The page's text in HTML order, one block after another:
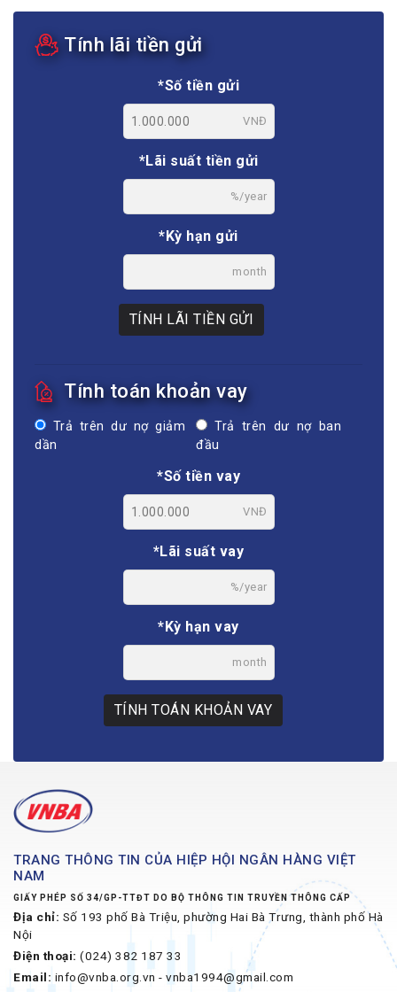
Tính lãi tiền gửi
*Số tiền gửi
VNĐ
*Lãi suất tiền gửi
%/year
*Kỳ hạn gửi
month
TÍNH LÃI TIỀN GỬI
Tính toán khoản vay
Trả trên dư nợ giảm
dần
Trả trên dư nợ ban
đầu
*Số tiền vay
VNĐ
*Lãi suất vay
%/year
*Kỳ hạn vay
month
TÍNH TOÁN KHOẢN VAY
TRANG THÔNG TIN CỦA HIỆP HỘI NGÂN HÀNG VIỆT
NAM
GIẤY PHÉP SỐ 34/GP-TTĐT DO BỘ THÔNG TIN TRUYỀN THÔNG CẤP
Địa chỉ: Số 193 phố Bà Triệu, phường Hai Bà Trưng, thành phố Hà
Nội
Điện thoại: (024) 382 187 33
Email: info@vnba.org.vn - vnba1994@gmail.com